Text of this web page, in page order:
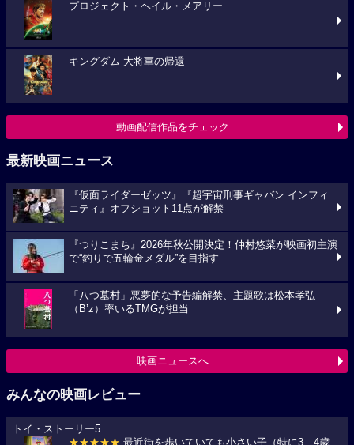
プロジェクト・ヘイル・メアリー
キングダム 大将軍の帰還
動画配信作品をチェック
最新映画ニュース
『仮面ライダーゼッツ』『超宇宙刑事ギャバン インフィ
ニティ』オフショット11点が解禁
『つりこまち』2026年秋公開決定！仲村悠菜が映画初主演
で“釣りで五輪金メダル”を目指す
「八つ墓村」悪夢的な予告編解禁、主題歌は松本孝弘
（B’z）率いるTMGが担当
映画ニュースへ
みんなの映画レビュー
トイ・ストーリー5